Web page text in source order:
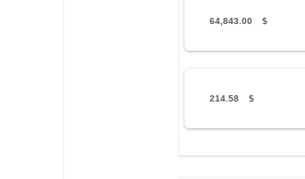
$
64,843.00
$
214.58